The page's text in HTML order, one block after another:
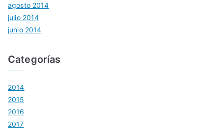
agosto 2014
julio 2014
junio 2014
Categorías
2014
2015
2016
2017